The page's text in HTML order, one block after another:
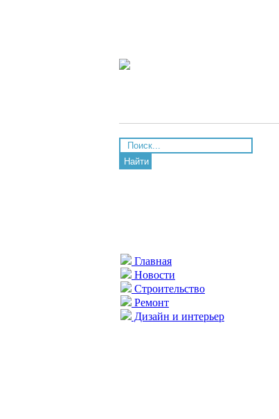
Найти
Главная
Новости
Строительство
Ремонт
Дизайн и интерьер